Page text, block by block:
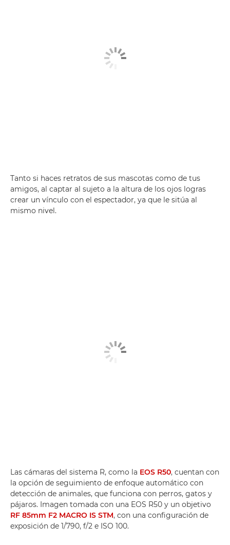
Tanto si haces retratos de sus mascotas como de tus
amigos, al captar al sujeto a la altura de los ojos logras
crear un vínculo con el espectador, ya que le sitúa al
mismo nivel.
Las cámaras del sistema R, como la EOS R50, cuentan con
la opción de seguimiento de enfoque automático con
detección de animales, que funciona con perros, gatos y
pájaros. Imagen tomada con una EOS R50 y un objetivo
RF 85mm F2 MACRO IS STM, con una configuración de
exposición de 1/790, f/2 e ISO 100.